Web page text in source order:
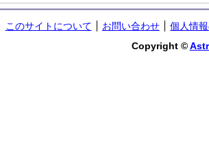
このサイトについて お問い合わせ
個人情
Copyright ©